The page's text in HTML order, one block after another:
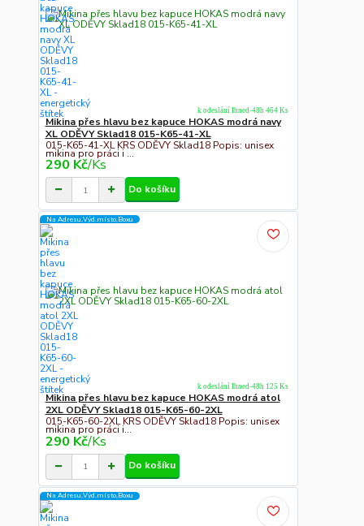
Mikina přes hlavu bez kapuce HOKAS modrá navy
XL ODĚVY Sklad18 015-K65-41-XL
015-K65-41-XL KRS ODĚVY Sklad18 Popis: unisex
mikina pro práci i ...
290 Kč/Ks
k odeslání Ihned-48h 464 Ks
Do košíku
Na Adresu,Výd.místo,Boxu
Mikina přes hlavu bez kapuce HOKAS modrá atol
2XL ODĚVY Sklad18 015-K65-60-2XL
015-K65-60-2XL KRS ODĚVY Sklad18 Popis: unisex
mikina pro práci i...
290 Kč/Ks
k odeslání Ihned-48h 125 Ks
Do košíku
Na Adresu,Výd.místo,Boxu